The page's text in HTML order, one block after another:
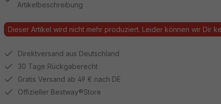
Artikelbeschreibung
Dieser Artikel wird nicht mehr produziert. Leider können wir Dir
Direktversand aus Deutschland
30 Tage Rückgaberecht
Gratis Versand ab 49 € nach DE
Offizieller Bestway®Store